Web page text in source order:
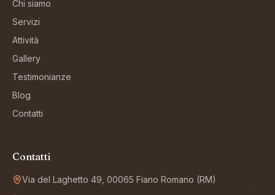
Chi siamo
Servizi
Attività
Gallery
Testimonianze
Blog
Contatti
Contatti
Via del Laghetto 49, 00065 Fiano Romano (RM)